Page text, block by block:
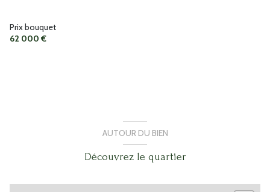
Prix bouquet
62 000 €
AUTOUR DU BIEN
Découvrez le quartier